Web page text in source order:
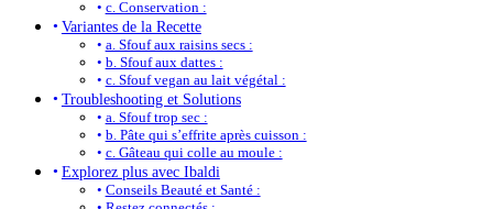
c. Conservation :
Variantes de la Recette
a. Sfouf aux raisins secs :
b. Sfouf aux dattes :
c. Sfouf vegan au lait végétal :
Troubleshooting et Solutions
a. Sfouf trop sec :
b. Pâte qui s’effrite après cuisson :
c. Gâteau qui colle au moule :
Explorez plus avec Ibaldi
Conseils Beauté et Santé :